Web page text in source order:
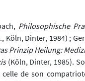
Philosophische
Köln, Dinter, 1984) ;
Prinzip Heilung:
(Köln, Dinter, 1985).
de son